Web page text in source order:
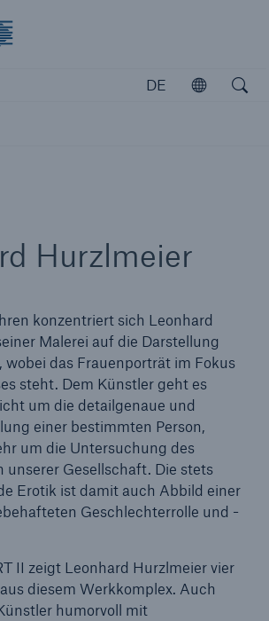
DE
Öffnen
Hurzlmeier
konzentriert sich Leonhard
Malerei auf die Darstellung
wobei das Frauenporträt im Fokus
steht. Dem Künstler geht es
um die detailgenaue und
einer bestimmten Person,
um die Untersuchung des
unserer Gesellschaft. Die stets
Erotik ist damit auch Abbild einer
Geschlechterrolle und -
II zeigt Leonhard Hurzlmeier vier
diesem Werkkomplex. Auch
humorvoll mit
for insurance